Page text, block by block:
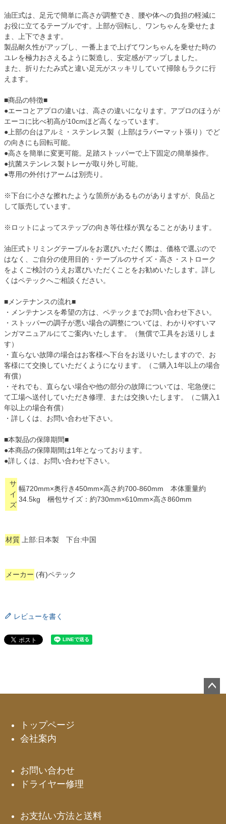
油圧式は、足元で簡単に高さが調整でき、腰や体への負担の軽減に
お役に立てるテーブルです。上部が回転し、ワンちゃんを乗せたま
ま、上下できます。
製品耐久性がアップし、一番上まで上げてワンちゃんを乗せた時の
ユレを極力おさえるように製造し、安定感がアップしました。
また、折りたたみ式と違い足元がスッキリしていて掃除もラクに行
えます。
■商品の特徴■
●エーコとアプロの違いは、高さの違いになります。アプロのほうが
エーコに比べ初高が10cmほど高くなっています。
●上部の台はアルミ・ステンレス製（上部はラバーマット張り）でど
の向きにも回転可能。
●高さを簡単に変更可能。足踏ストッパーで上下固定の簡単操作。
●抗菌ステンレス製トレーが取り外し可能。
●専用の外付けアームは別売り。
※下台に小さな擦れたような箇所があるものがありますが、良品と
して販売しています。
※ロットによってステップの向き等仕様が異なることがあります。
油圧式トリミングテーブルをお選びいただく際は、価格で選ぶので
はなく、ご自分の使用目的・テーブルのサイズ・高さ・ストローク
をよくご検討のうえお選びいただくことをお勧めいたします。詳し
くはペテックへご相談ください。
■メンテナンスの流れ■
・メンテナンスを希望の方は、ペテックまでお問い合わせ下さい。
・ストッパーの調子が悪い場合の調整については、わかりやすいマ
ンガマニュアルにてご案内いたします。（無償で工具をお送りしま
す）
・直らない故障の場合はお客様へ下台をお送りいたしますので、お
客様にて交換していただくようになります。（ご購入1年以上の場合
有償）
・それでも、直らない場合や他の部分の故障については、宅急便に
て工場へ送付していただき修理、または交換いたします。（ご購入1
年以上の場合有償）
・詳しくは、お問い合わせ下さい。
■本製品の保障期間■
●本商品の保障期間は1年となっております。
●詳しくは、お問い合わせ下さい。
サ
イ
ズ
幅720mm×奥行き450mm×高さ約700-860mm 本体重量約
34.5kg 梱包サイズ：約730mm×610mm×高さ860mm
材質 上部:日本製 下台:中国
メーカー (有)ペテック
レビューを書く
トップページ
会社案内
お問い合わせ
ドライヤー修理
お支払い方法と送料